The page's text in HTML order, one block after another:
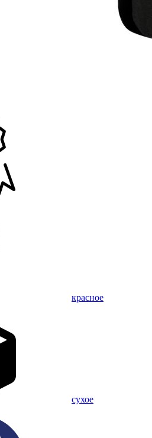
красное
сухое